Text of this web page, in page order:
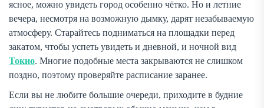
ясное, можно увидеть город особенно чётко. Но и летние
вечера, несмотря на возможную дымку, дарят незабываемую
атмосферу. Старайтесь подниматься на площадки перед
закатом, чтобы успеть увидеть и дневной, и ночной вид
Токио. Многие подобные места закрываются не слишком
поздно, поэтому проверяйте расписание заранее.
Если вы не любите большие очереди, приходите в будние